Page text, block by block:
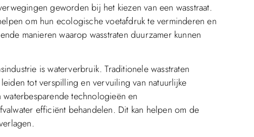
geworden bij het kiezen van een wasstraat.
om hun ecologische voetafdruk te verminderen en
manieren waarop wasstraten duurzamer kunnen
is waterverbruik. Traditionele wasstraten
tot verspilling en vervuiling van natuurlijke
technologieën en
efficiënt behandelen. Dit kan helpen om de